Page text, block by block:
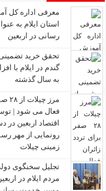
معرفی اداره کل
استان ایلام به‌
رسانی در اربعین
به سال گذشته
مرز
فعال می‌ شود |
اقتصاد اربعین
رونمایی از مهر
زمینی چیلات
تجلیل سخنگوی
مردم ایلام در